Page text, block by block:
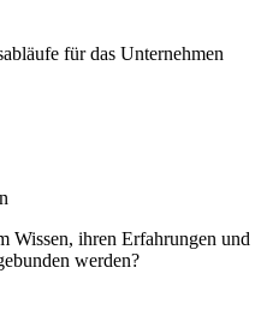
für das Unternehmen
Wissen, ihren Erfahrungen und
werden?